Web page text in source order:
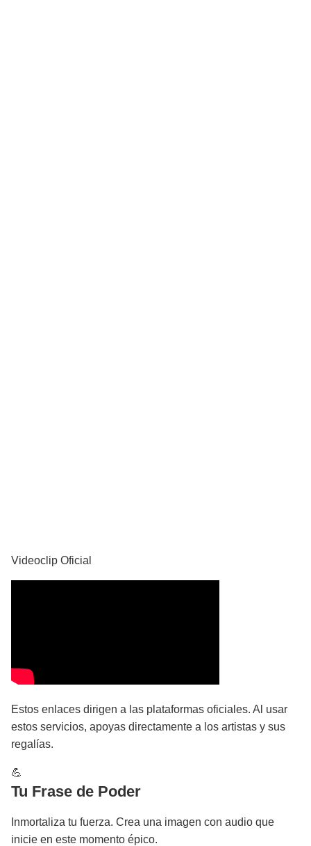
Videoclip Oficial
Estos enlaces dirigen a las plataformas oficiales. Al usar
estos servicios, apoyas directamente a los artistas y sus
regalías.
💪
Tu Frase de Poder
Inmortaliza tu fuerza. Crea una imagen con audio que
inicie en este momento épico.